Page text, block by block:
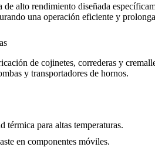
de alto rendimiento diseñada
una operación eficiente y
de cojinetes, correderas y
y transportadores de hornos.
térmica para altas temperaturas.
en componentes móviles.